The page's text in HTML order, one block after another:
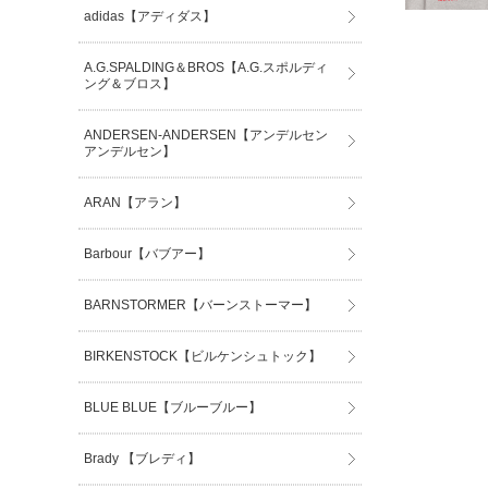
adidas【アディダス】
A.G.SPALDING＆BROS【A.G.スポルディ
ング＆ブロス】
ANDERSEN-ANDERSEN【アンデルセン
アンデルセン】
ARAN【アラン】
Barbour【バブアー】
BARNSTORMER【バーンストーマー】
BIRKENSTOCK【ビルケンシュトック】
BLUE BLUE【ブルーブルー】
Brady 【ブレディ】